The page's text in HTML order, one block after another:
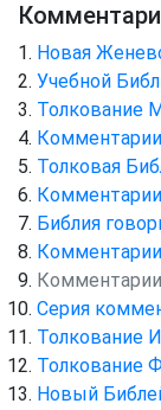
Новая
Учебной
Толкование
Толковая
Библия
Серия
Толкование
Толкование
Новый